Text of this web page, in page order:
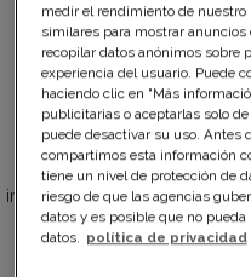
Quels
En faisant réparer vos
labellisé Refashion,
immédiates grâce au Fonds
varient selon
medir el rendimiento de
similares para mostrar
recopilar datos anónimos sobre
experiencia del usuario. Puede
haciendo clic en "Más
publicitarias o aceptarlas solo
puede desactivar su uso. Antes
compartimos esta información
tiene un nivel de protección de
riesgo de que las agencias
datos y es posible que no
datos. política de privacidad